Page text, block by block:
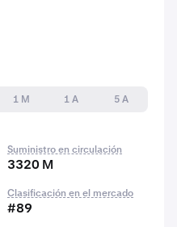
1 M 1 A
5 A
Suministro en circulación
3320 M
Clasificación en el mercado
#89